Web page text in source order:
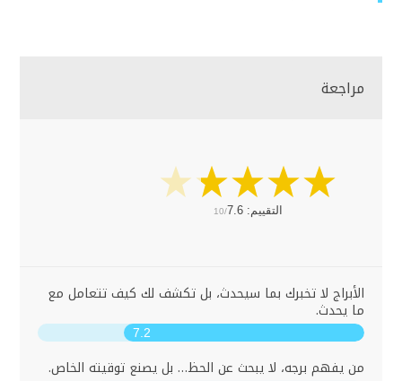
مراجعة
التقييم: 10/7.6
الأبراج لا تخبرك بما سيحدث، بل تكشف لك كيف تتعامل مع
ما يحدث.
7.2
من يفهم برجه، لا يبحث عن الحظ… بل يصنع توقيته الخاص.